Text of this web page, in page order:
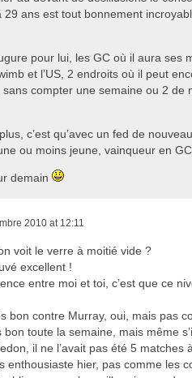
29 ans est tout bonnement
pour lui, les GC où il aura ses
et l’US, 2 endroits où il peut
compter une semaine ou 2 de
c’est qu’avec un fed de
ou moins jeune, vainqueur en
demain
2010 at 12:11
voit le verre à moitié vide ?
excellent !
entre moi et toi, c’est que ce
bon contre Murray, oui, mais pas
bon toute la semaine, mais même
il ne l’avait pas été 5 matches
enthousiaste hier, pas comme les